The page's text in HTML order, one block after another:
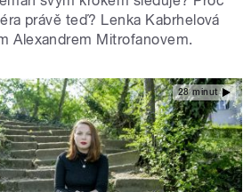
právě teď? Lenka Kabrhelová
Alexandrem Mitrofanovem.
28 minut